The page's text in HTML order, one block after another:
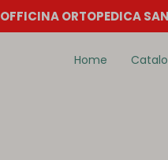
OFFICINA ORTOPEDICA
Home